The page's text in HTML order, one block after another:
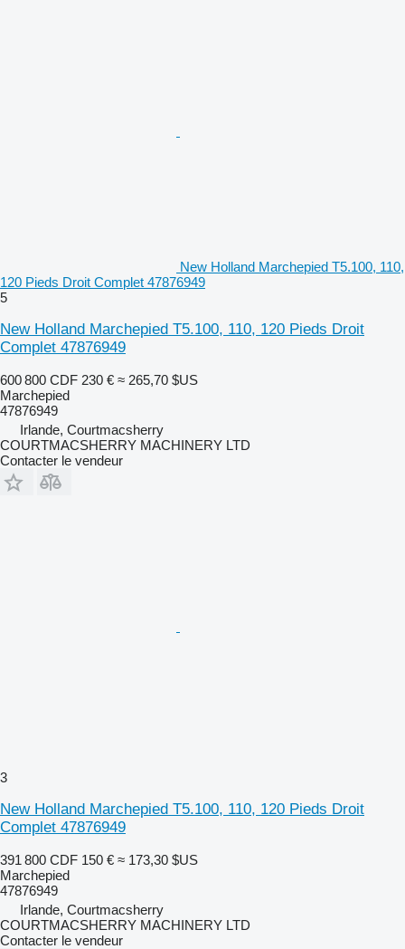
New Holland Marchepied T5.100, 110,
120 Pieds Droit Complet 47876949
5
New Holland Marchepied T5.100, 110, 120 Pieds Droit
Complet 47876949
600 800 CDF 230 € ≈ 265,70 $US
Marchepied
47876949
Irlande, Courtmacsherry
COURTMACSHERRY MACHINERY LTD
Contacter le vendeur
3
New Holland Marchepied T5.100, 110, 120 Pieds Droit
Complet 47876949
391 800 CDF 150 € ≈ 173,30 $US
Marchepied
47876949
Irlande, Courtmacsherry
COURTMACSHERRY MACHINERY LTD
Contacter le vendeur